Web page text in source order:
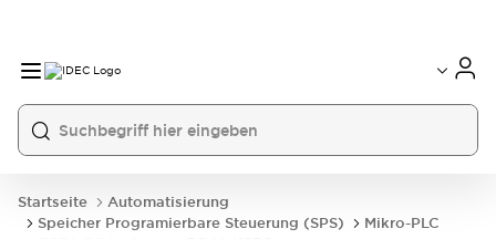
Startseite
Automatisierung
Speicher Programierbare Steuerung (SPS)
Mikro-PLC